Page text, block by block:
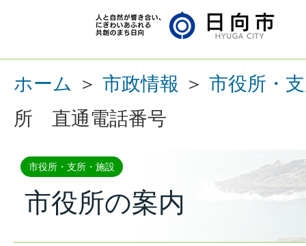
ホーム ＞ 市政情報 ＞ 市役所・
所 直通電話番号
市役所・支所・施設
市役所の案内